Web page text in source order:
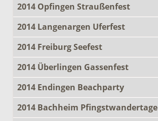
2014 Opfingen Straußenfest
2014 Langenargen Uferfest
2014 Freiburg Seefest
2014 Überlingen Gassenfest
2014 Endingen Beachparty
2014 Bachheim Pfingstwandertage